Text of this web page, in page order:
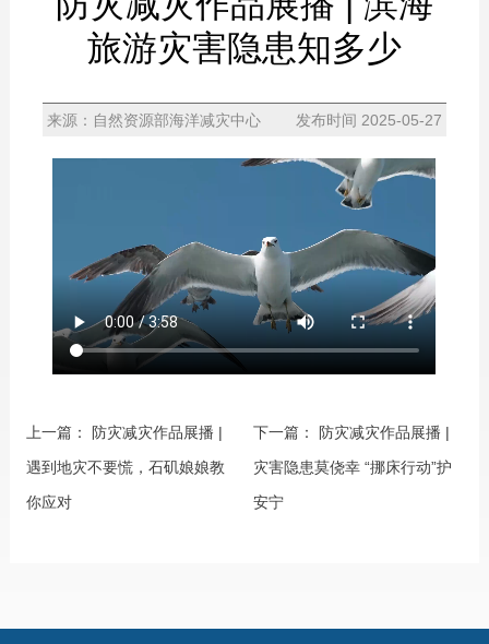
旅游灾害隐患知多少
来源：自然资源部海洋减灾中心 发布时间 2025-05-27
上一篇：
防灾减灾作品展播 |
遇到地灾不要慌，石矶娘娘教
你应对
下一篇：
防灾减灾作品展播 |
灾害隐患莫侥幸 “挪床行动”护
安宁